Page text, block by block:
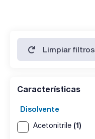
Limpiar filtros
Características
Disolvente
Acetonitrile (1)